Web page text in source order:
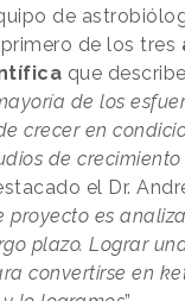
de
de los tres
que
de los
crecer en
de
el Dr.
proyecto es
plazo. Lograr
convertirse en